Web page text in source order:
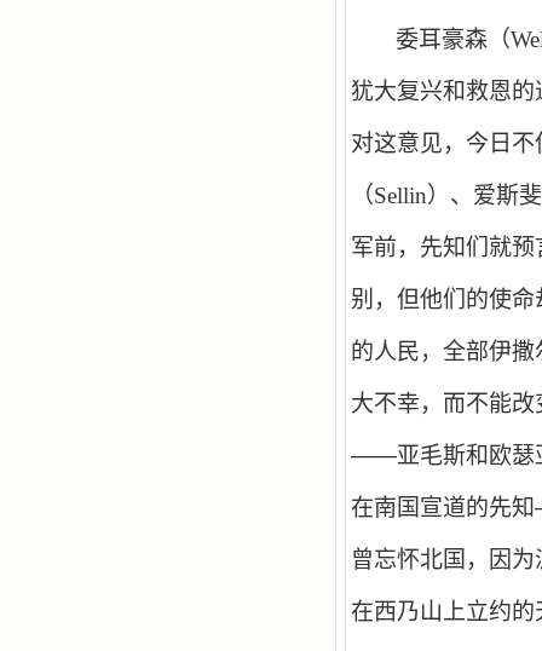
委耳豪森（
犹大复兴和救恩
对这意见，今日
（Sellin）、爱斯
军前，先知们就
别，但他们的使
的人民，全部伊
大不幸，而不能
——亚毛斯和欧瑟
在南国宣道的先
曾忘怀北国，因
在西乃山上立约的